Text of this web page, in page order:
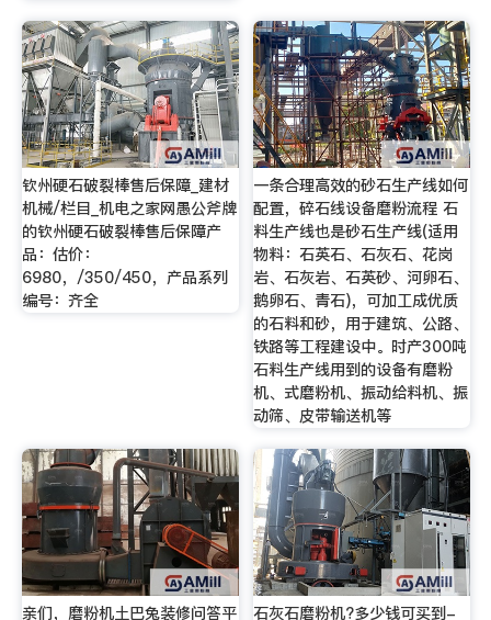
钦州硬石破裂棒售后保障_建材
机械/栏目_机电之家网愚公斧牌
的钦州硬石破裂棒售后保障产
品：估价：
6980，/350/450，产品系列
编号：齐全
一条合理高效的砂石生产线如何
配置，碎石线设备磨粉流程 石
料生产线也是砂石生产线(适用
物料：石英石、石灰石、花岗
岩、石灰岩、石英砂、河卵石、
鹅卵石、青石)，可加工成优质
的石料和砂，用于建筑、公路、
铁路等工程建设中。时产300吨
石料生产线用到的设备有磨粉
机、式磨粉机、振动给料机、振
动筛、皮带输送机等
亲们，磨粉机土巴兔装修问答平
石灰石磨粉机?多少钱可买到-